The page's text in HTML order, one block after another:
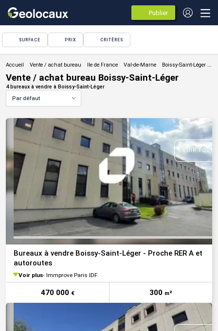
Publier
des
annonces
SURFACE PRIX CRITÈRES
Vente / achat bureau
Vente / achat bureau Boissy-Saint-Léger
4 bureaux à vendre à Boissy-Saint-Léger
Par défaut
VOIR
Bureaux à vendre Boissy-Saint-Léger - Proche RER A et
autoroutes
Voir plus Immprove Paris IDF
470 000 € 300 m²